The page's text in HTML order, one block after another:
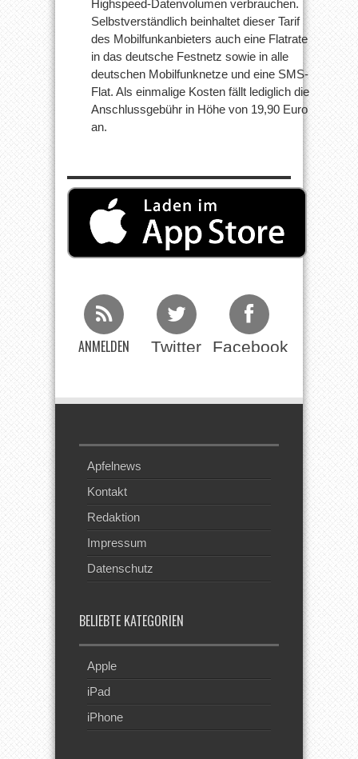
Highspeed-Datenvolumen verbrauchen.
Selbstverständlich beinhaltet dieser Tarif
des Mobilfunkanbieters auch eine Flatrate
in das deutsche Festnetz sowie in alle
deutschen Mobilfunknetze und eine SMS-
Flat. Als einmalige Kosten fällt lediglich die
Anschlussgebühr in Höhe von 19,90 Euro
an.
ANMELDEN Twitter Facebook
Apfelnews
Kontakt
Redaktion
Impressum
Datenschutz
BELIEBTE KATEGORIEN
Apple
iPad
iPhone